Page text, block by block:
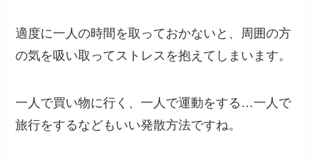
適度に一人の時間を取っておかないと、周囲の方
の気を吸い取ってストレスを抱えてしまいます。
一人で買い物に行く、一人で運動をする…一人で
旅行をするなどもいい発散方法ですね。